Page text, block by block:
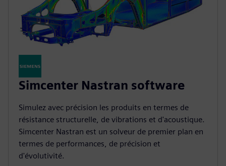
Simcenter Nastran software
Simulez avec précision les produits en termes de
résistance structurelle, de vibrations et d'acoustique.
Simcenter Nastran est un solveur de premier plan en
termes de performances, de précision et
d'évolutivité.